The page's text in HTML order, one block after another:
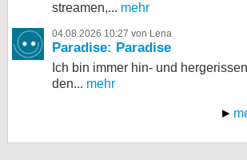
streamen,... mehr
04.08.2026 10:27 von Lena
Paradise: Paradise
Ich bin immer hin- und
den... mehr